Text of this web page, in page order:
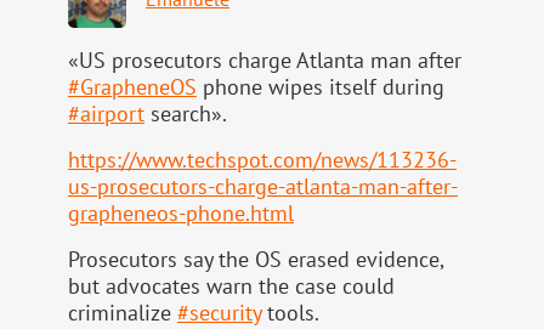
«US prosecutors charge Atlanta man after
#GrapheneOS phone wipes itself during
#airport search».
https://www.techspot.com/news/113236-
us-prosecutors-charge-atlanta-man-after-
grapheneos-phone.html
Prosecutors say the OS erased evidence,
but advocates warn the case could
criminalize #securitytools.